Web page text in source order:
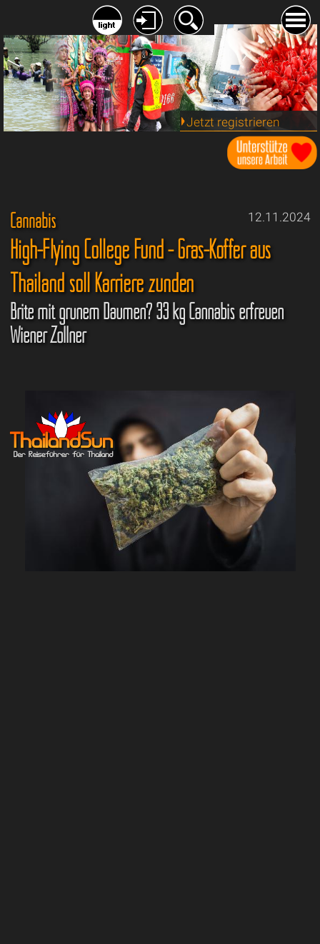
Jetzt registrieren
12.11.2024
Cannabis
High-Flying College Fund - Gras-Koffer aus
Thailand soll Karriere zünden
Brite mit grünem Daumen? 33 kg Cannabis erfreuen
Wiener Zöllner